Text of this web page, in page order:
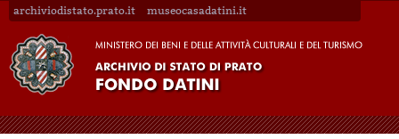
archiviodistato.prato.it museocasadatini.it